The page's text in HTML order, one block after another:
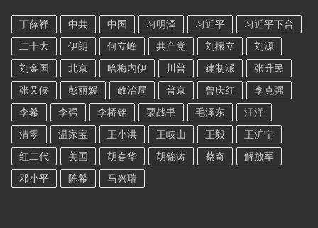
丁薛祥 中共 中国 习明泽 习近平
习近平下台
二十大
伊朗 何立峰 共产党 刘振立
刘源
刘金国
北京 哈梅内伊 川普 建制派
张升民
张又侠
彭丽媛 政治局 普京 曾庆红
李克强
李希
李强 李桥铭 栗战书 毛泽东
汪洋
清零
温家宝 王小洪 王岐山 王毅
王沪宁
红二代
美国 胡春华 胡锦涛 蔡奇
解放军
邓小平
陈希 马兴瑞